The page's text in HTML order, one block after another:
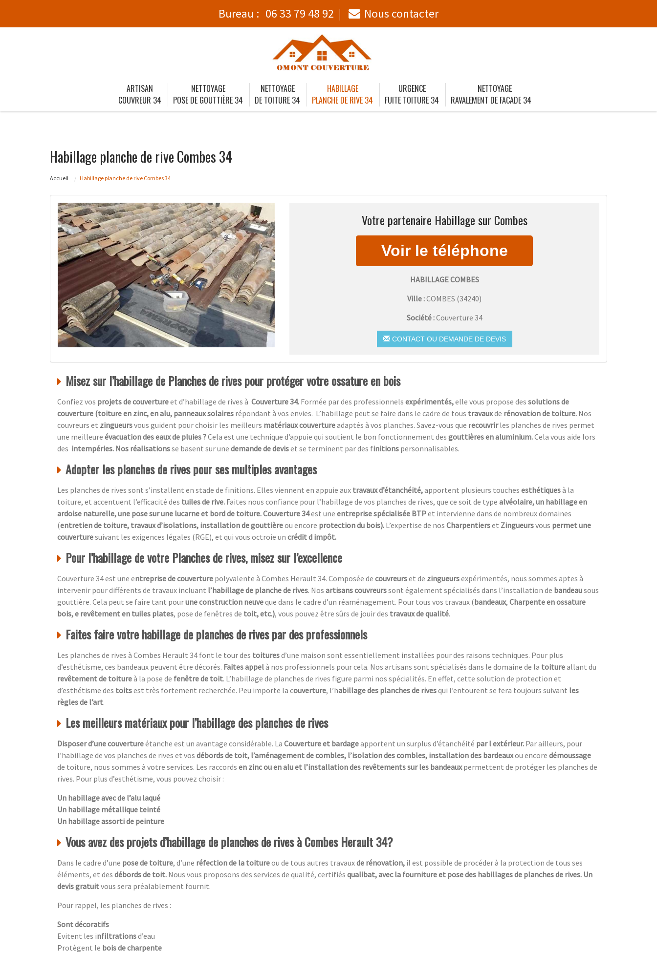
Bureau : 06 33 79 48 92 Nous contacter
ARTISAN
COUVREUR 34
NETTOYAGE
POSE DE GOUTTIÈRE 34
NETTOYAGE
DE TOITURE 34
HABILLAGE
PLANCHE DE RIVE 34
URGENCE
FUITE TOITURE 34
NETTOYAGE
RAVALEMENT DE FACADE 34
Habillage planche de rive Combes 34
Accueil Habillage planche de rive Combes 34
Votre partenaire Habillage sur Combes
HABILLAGE COMBES
Ville :COMBES (34240)
Société :Couverture 34
CONTACT OU DEMANDE DE DEVIS
Misez sur l’habillage de Planches de rives pour protéger votre ossature en bois
Confiez vos projets de couvertureet d’habillage de rives à Couverture 34. Formée par des professionnels expérimentés,elle vous propose des solutions de
couverture (toiture en zinc, en alu, panneaux solaires répondant à vos envies. L’habillage peut se faire dans le cadre de tous travauxde rénovation de toiture. Nos
couvreurs et zingueursvous guident pour choisir les meilleurs matériaux couvertureadaptés à vos planches. Savez-vous que recouvrirles planches de rives permet
une meilleure évacuation des eaux de pluies ?Cela est une technique d’appuie qui soutient le bon fonctionnement des gouttières en aluminium.Cela vous aide lors
des intempéries. Nos réalisationsse basent sur une demande de deviset se terminent par des finitions personnalisables.
Adopter les planches de rives pour ses multiples avantages
Les planches de rives sont s’installent en stade de finitions. Elles viennent en appuie aux travaux d’étanchéité,apportent plusieurs touches esthétiquesà la
toiture, et accentuent l’efficacité des tuiles de rive. Faites nous confiance pour l’habillage de vos planches de rives, que ce soit de type alvéolaire, un habillage en
ardoise naturelle, une pose sur une lucarne et bord de toiture. Couverture 34est une entreprise spécialisée BTPet intervienne dans de nombreux domaines
(entretien de toiture, travaux d’isolations, installation de gouttièreou encore protection du bois). L’expertise de nos Charpentierset Zingueursvous permet une
couverturesuivant les exigences légales (RGE), et qui vous octroie un crédit d impôt.
Pour l’habillage de votre Planches de rives, misez sur l’excellence
Couverture 34 est une entreprise de couverture polyvalente à Combes Herault 34. Composée de couvreurset de zingueursexpérimentés, nous sommes aptes à
intervenir pour différents de travaux incluant l’habillage de planche de rives. Nos artisans couvreurssont également spécialisés dans l’installation de bandeausous
gouttière. Cela peut se faire tant pourune construction neuveque dans le cadre d’un réaménagement. Pour tous vos travaux (bandeaux, Charpente en ossature
bois, e revêtement en tuiles plates, pose de fenêtres de toit, etc.), vous pouvez être sûrs de jouir des travaux de qualité.
Faites faire votre habillage de planches de rives par des professionnels
Les planches de rives à Combes Herault 34 font le tour des toituresd’une maison sont essentiellement installées pour des raisons techniques. Pour plus
d’esthétisme, ces bandeaux peuvent être décorés. Faites appelà nos professionnels pour cela. Nos artisans sont spécialisés dans le domaine de la toitureallant du
revêtement de toitureà la pose de fenêtre de toit. L’habillage de planches de rives figure parmi nos spécialités. En effet, cette solution de protection et
d’esthétisme des toitsest très fortement recherchée. Peu importe la couverture, l’habillage des planches de rivesqui l’entourent se fera toujours suivant les
règles de l’art.
Les meilleurs matériaux pour l’habillage des planches de rives
Disposer d’une couvertureétanche est un avantage considérable. La Couverture et bardageapportent un surplus d’étanchéité par l extérieur. Par ailleurs, pour
l’habillage de vos planches de rives et vos débords de toit, l’aménagement de combles, l’isolation des combles, installation des bardeauxou encore démoussage
de toiture, nous sommes à votre services. Les raccords en zinc ou en alu et l’installation des revêtements sur les bandeauxpermettent de protéger les planches de
rives. Pour plus d’esthétisme, vous pouvez choisir :
Un habillage avec de l’alu laqué
Un habillage métallique teinté
Un habillage assorti de peinture
Vous avez des projets d’habillage de planches de rives à Combes Herault 34?
Dans le cadre d’une pose de toiture, d’une réfection de la toitureou de tous autres travauxde rénovation, il est possible de procéder à la protection de tous ses
éléments, et des débords de toit. Nous vous proposons des services de qualité, certifiés qualibat, avec la fourniture et pose des habillages de planches de rives. Un
devis gratuitvous sera préalablement fournit.
Pour rappel, les planches de rives :
Sont décoratifs
Evitent les infiltrationsd’eau
Protègent le bois de charpente